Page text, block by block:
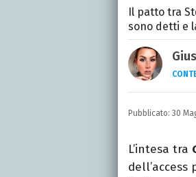
Il patto tra
sono detti e
Pubblicato: 30
L’intesa tra